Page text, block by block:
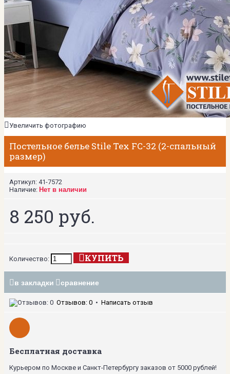
Увеличить фотографию
Постельное белье Stile Tex FC-32 (2-спальный
размер)
Артикул: 41-7572
Наличие: Нет в наличии
8 250 руб.
Количество: КУПИТЬ
в закладки сравнение
Отзывов: 0 • Написать отзыв
Бесплатная доставка
Курьером по Москве и Санкт-Петербургу заказов от 5000 рублей!